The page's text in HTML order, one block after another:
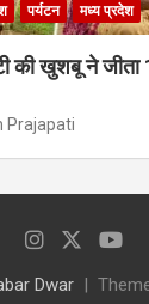
पर्यटन मध्य प्रदेश
की खुशबू ने
Prajapati
Dwar